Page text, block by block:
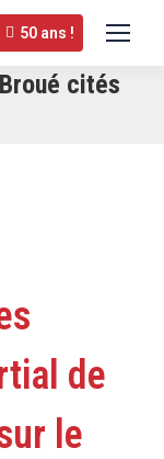
50 ans !
cités
de
le